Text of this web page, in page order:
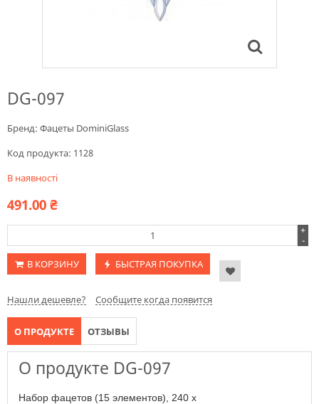
DG-097
Бренд: Фацеты DominiGlass
Код продукта: 1128
В наявності
491.00₴
+
-
В КОРЗИНУ
БЫСТРАЯ ПОКУПКА
Нашли дешевле? Сообщите когда появится
О ПРОДУКТЕ ОТЗЫВЫ
О продукте DG-097
Набор фацетов (15 элементов), 240 х